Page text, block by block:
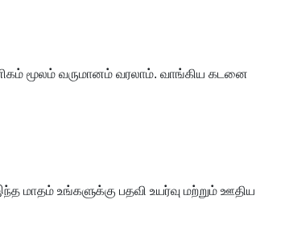
மூலம் வருமானம் வரலாம். வாங்கிய கடனை
மாதம் உங்களுக்கு பதவி உயர்வு மற்றும் ஊதிய